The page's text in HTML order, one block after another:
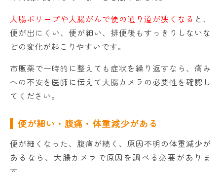
大腸ポリープや大腸がんで便の通り道が狭くなる と、
便が出にくい、便が細い、排便後もすっきりしないな
どの変化が起こりやすいです。
市販薬で一時的に整えても症状を繰り返すなら、痛み
への不安を医師に伝えて大腸カメラの必要性を確認し
てください。
便が細い・腹痛・体重減少がある
便が細くなった、腹痛が続く、原因不明の体重減少が
あるなら、大腸カメラで原因を調べる必要がありま